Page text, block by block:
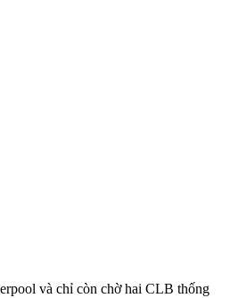
và chỉ còn chờ hai CLB thống